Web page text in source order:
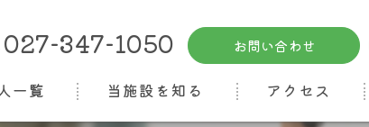
027-347-1050 お問い合わせ
一覧 当施設を知る アクセス